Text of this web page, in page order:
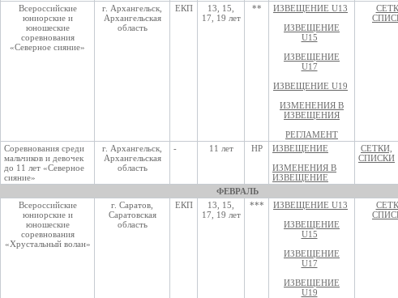
Всероссийские
юниорские и
юношеские
соревнования
«Северное сияние»
г. Архангельск,
Архангельская
область
ЕКП
13, 15,
17, 19 лет
**
ИЗВЕЩЕНИЕ U13
ИЗВЕЩЕНИЕ
U15
ИЗВЕЩЕНИЕ
U17
ИЗВЕЩЕНИЕ U19
ИЗМЕНЕНИЯ В
ИЗВЕЩЕНИЯ
РЕГЛАМЕНТ
Соревнования среди
мальчиков и девочек
до 11 лет «Северное
сияние»
г. Архангельск,
Архангельская
область
- 11 лет НР
ИЗВЕЩЕНИЕ
ИЗМЕНЕНИЯ В
ИЗВЕЩЕНИЕ
СЕТКИ,
СПИСКИ
ФЕВРАЛЬ
Всероссийские
юниорские и
юношеские
соревнования
«Хрустальный волан»
г. Саратов,
Саратовская
область
ЕКП
13, 15,
17, 19 лет
***
ИЗВЕЩЕНИЕ U13
ИЗВЕЩЕНИЕ
U15
ИЗВЕЩЕНИЕ
U17
ИЗВЕЩЕНИЕ
U19